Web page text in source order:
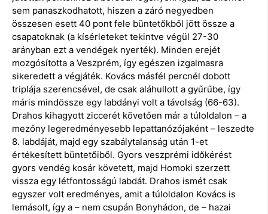
sem panaszkodhatott, hiszen a záró negyedben
összesen esett 40 pont fele büntetőkből jött össze a
csapatoknak (a kísérleteket tekintve végül 27-30
arányban ezt a vendégek nyerték). Minden erejét
mozgósította a Veszprém, így egészen izgalmasra
sikeredett a végjáték. Kovács másfél percnél dobott
triplája szerencsével, de csak aláhullott a gyűrűbe, így
máris mindössze egy labdányi volt a távolság (66-63).
Drahos kihagyott ziccerét követően már a túloldalon – a
mezőny legeredményesebb lepattanózójaként – leszedte
8. labdáját, majd egy szabálytalanság után 1-et
értékesített büntetőiből. Gyors veszprémi időkérést
gyors vendég kosár követett, majd Homoki szerzett
vissza egy létfontosságú labdát. Drahos ismét csak
egyszer volt eredményes, amit a túloldalon Kovács is
lemásolt, így a – nem csupán Bonyhádon, de – hazai